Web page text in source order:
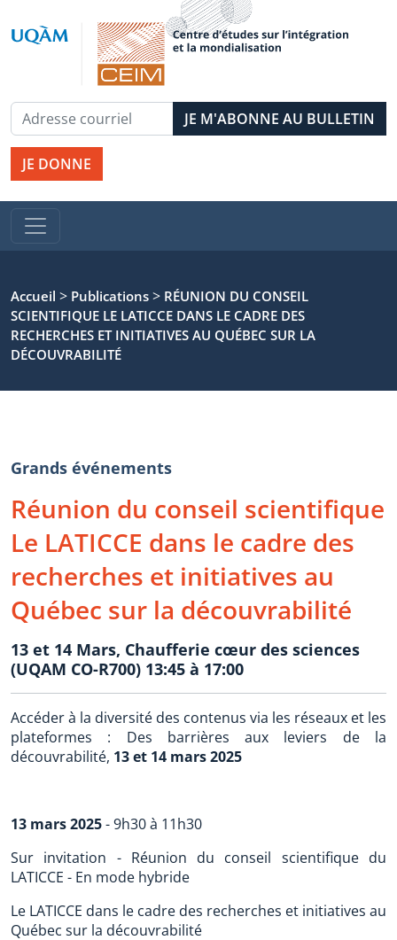
JE DONNE
Accueil > Publications > RÉUNION DU CONSEIL
SCIENTIFIQUE LE LATICCE DANS LE CADRE DES
RECHERCHES ET INITIATIVES AU QUÉBEC SUR LA
DÉCOUVRABILITÉ
Grands événements
Réunion du conseil scientifique
Le LATICCE dans le cadre des
recherches et initiatives au
Québec sur la découvrabilité
13 et 14 Mars, Chaufferie cœur des sciences
(UQAM CO-R700) 13:45 à 17:00
Accéder à la diversité des contenus via les réseaux et les
plateformes : Des barrières aux leviers de la
découvrabilité, 13 et 14 mars 2025
13 mars 2025- 9h30 à 11h30
Sur invitation - Réunion du conseil scientifique du
LATICCE - En mode hybride
Le LATICCE dans le cadre des recherches et initiatives au
Québec sur la découvrabilité